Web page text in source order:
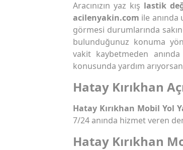
Aracınızın yaz kış lastik
acilenyakin.com ile anında
görmesi durumlarında
bulunduğunuz konuma
vakit kaybetmeden
konusunda yardım
Hatay Kırıkhan
Hatay Kırıkhan Mobil Yol
7/24 anında hizmet veren
Hatay Kırıkhan